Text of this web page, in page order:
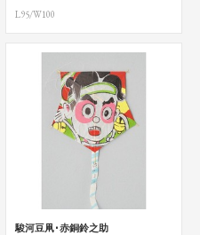
L95/W100
駿河豆凧･赤銅鈴之助